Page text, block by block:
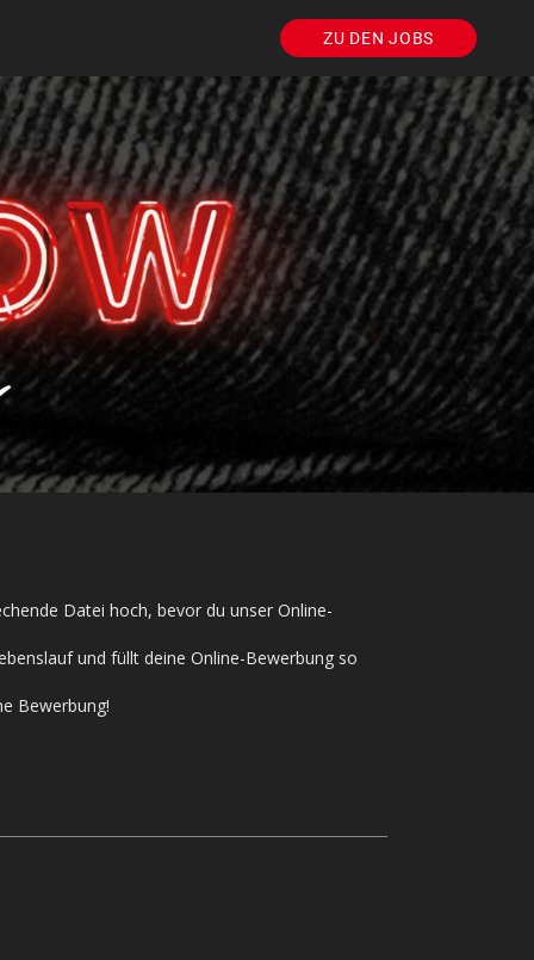
ZU DEN JOBS
Datei hoch, bevor du unser Online-
und füllt deine Online-Bewerbung so
Bewerbung!